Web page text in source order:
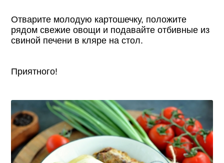
Отварите молодую картошечку, положите
рядом свежие овощи и подавайте отбивные из
свиной печени в кляре на стол.
Приятного!